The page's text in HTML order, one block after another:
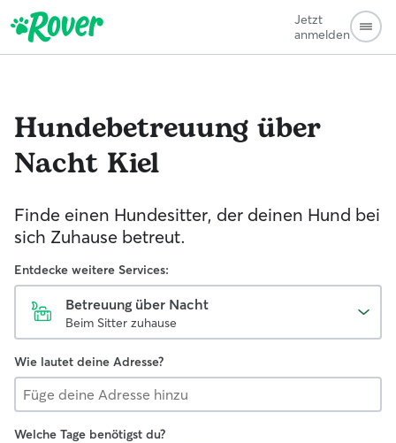
Jetzt
anmelden
Hundebetreuung über
Nacht Kiel
Finde einen Hundesitter, der deinen Hund bei
sich Zuhause betreut.
Entdecke weitere Services:
Betreuung über Nacht
Beim Sitter zuhause
Wie lautet deine Adresse?
Welche Tage benötigst du?